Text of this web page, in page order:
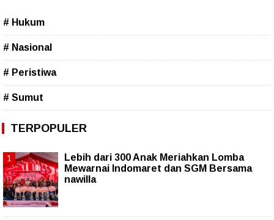
# Hukum
# Nasional
# Peristiwa
# Sumut
TERPOPULER
Lebih dari 300 Anak Meriahkan Lomba
Mewarnai Indomaret dan SGM Bersama
nawilla